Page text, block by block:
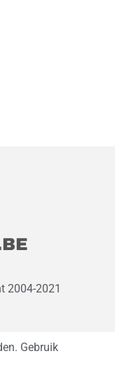
2004-2021
Gebruik